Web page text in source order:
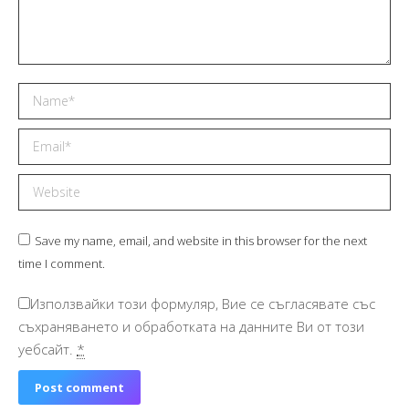
Name *
Email *
Website
Save my name, email, and website in this browser for the next
time I comment.
Използвайки този формуляр, Вие се съгласявате със
съхраняването и обработката на данните Ви от този
уебсайт. *
Post comment